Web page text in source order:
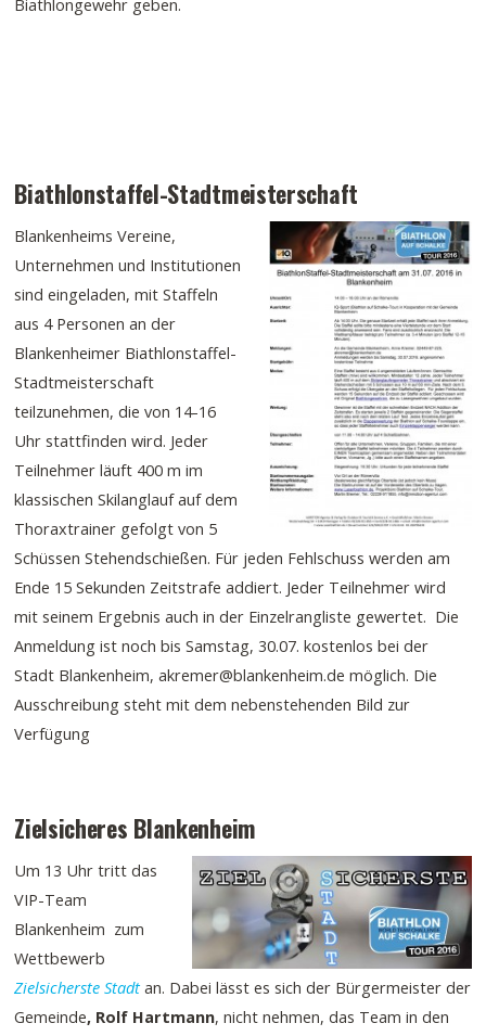
Biathlonstaffel-Stadtmeisterschaft
Blankenheims Vereine,
Unternehmen und Institutionen
sind eingeladen, mit Staffeln
aus 4 Personen an der
Blankenheimer Biathlonstaffel-
Stadtmeisterschaft
teilzunehmen, die von 14-16
Uhr stattfinden wird. Jeder
Teilnehmer läuft 400 m im
klassischen Skilanglauf auf dem
Thoraxtrainer gefolgt von 5
Schüssen Stehendschießen. Für jeden Fehlschuss werden am
Ende 15 Sekunden Zeitstrafe addiert. Jeder Teilnehmer wird
mit seinem Ergebnis auch in der Einzelrangliste gewertet. Die
Anmeldung ist noch bis Samstag, 30.07. kostenlos bei der
Stadt Blankenheim, akremer@blankenheim.de möglich. Die
Ausschreibung steht mit dem nebenstehenden Bild zur
Verfügung
Zielsicheres Blankenheim
Um 13 Uhr tritt das
VIP-Team
Blankenheim zum
Wettbewerb
Zielsicherste Stadt an. Dabei lässt es sich der Bürgermeister der
Gemeinde, Rolf Hartmann, nicht nehmen, das Team in den